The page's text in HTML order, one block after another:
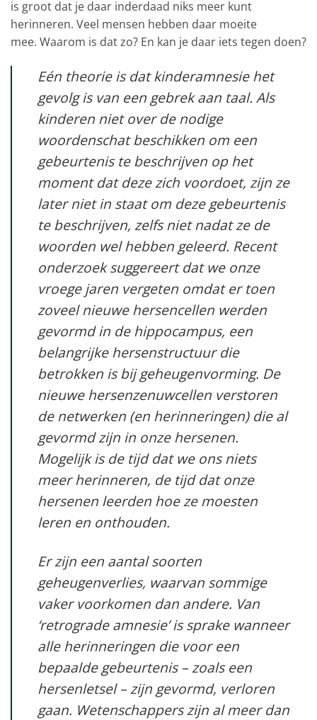
is groot dat je daar inderdaad niks meer kunt
herinneren. Veel mensen hebben daar moeite
mee. Waarom is dat zo? En kan je daar iets tegen doen?
Eén theorie is dat kinderamnesie het
gevolg is van een gebrek aan taal. Als
kinderen niet over de nodige
woordenschat beschikken om een
gebeurtenis te beschrijven op het
moment dat deze zich voordoet, zijn ze
later niet in staat om deze gebeurtenis
te beschrijven, zelfs niet nadat ze de
woorden wel hebben geleerd. Recent
onderzoek suggereert dat we onze
vroege jaren vergeten omdat er toen
zoveel nieuwe hersencellen werden
gevormd in de hippocampus, een
belangrijke hersenstructuur die
betrokken is bij geheugenvorming. De
nieuwe hersenzenuwcellen verstoren
de netwerken (en herinneringen) die al
gevormd zijn in onze hersenen.
Mogelijk is de tijd dat we ons niets
meer herinneren, de tijd dat onze
hersenen leerden hoe ze moesten
leren en onthouden.
Er zijn een aantal soorten
geheugenverlies, waarvan sommige
vaker voorkomen dan andere. Van
‘retrograde amnesie’ is sprake wanneer
alle herinneringen die voor een
bepaalde gebeurtenis – zoals een
hersenletsel – zijn gevormd, verloren
gaan. Wetenschappers zijn al meer dan